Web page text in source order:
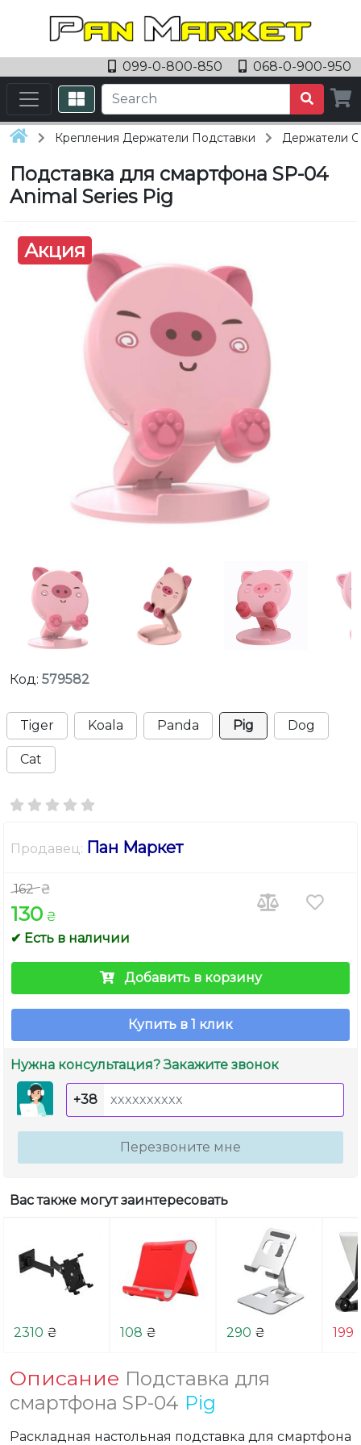
099-0-800-850 068-0-900-950
Крепления Держатели Подставки Держатели
Подставка для смартфона SP-04
Animal Series Pig
Акция
Код: 579582
Tiger Koala Panda Pig Dog
Cat
Продавец: Пан Маркет
162 ₴
130 ₴
✔ Есть в наличии
Добавить в корзину
Купить в 1 клик
Нужна консультация? Закажите звонок
+38
Перезвоните мне
Вас также могут заинтересовать
2310 ₴ 108 ₴ 290 ₴ 199
Описание Подставка для
смартфона SP-04 Pig
Раскладная настольная подставка для смартфона